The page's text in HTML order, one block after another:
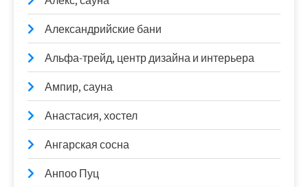
Александрийские бани
Альфа-трейд, центр дизайна и интерьера
Ампир, сауна
Анастасия, хостел
Ангарская сосна
Анпоо Пуц